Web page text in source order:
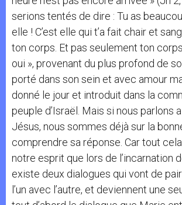
serions tentés de dire : Tu as
elle ! C’est elle qui t’a fait chair et
ton corps. Et pas seulement ton
oui », provenant du plus profond de
porté dans son sein et avec amour
donné le jour et introduit dans la
peuple d’Israël. Mais si nous parlons
Jésus, nous sommes déjà sur la
comprendre sa réponse. Car tout
notre esprit que lors de l’incarnation
existe deux dialogues qui vont de
l’un avec l’autre, et deviennent une